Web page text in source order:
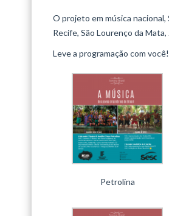
O projeto em música
Recife, São Lourenço da
Leve a programação com você!
Petrolina